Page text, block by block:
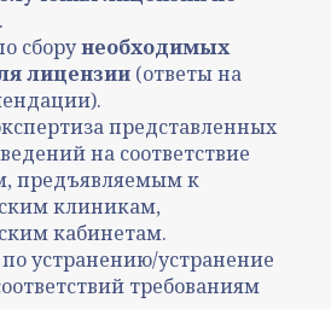
.
сборунеобходимых
лицензии (ответы на
представленных
на соответствие
предъявляемым к
клиникам,
кабинетам.
устранению/устранение
требованиям